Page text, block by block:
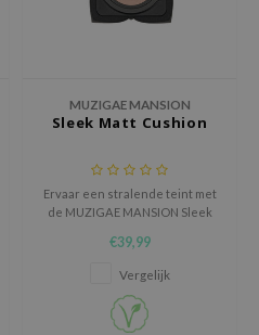
MUZIGAE MANSION
Sleek Matt Cushion
Ervaar een stralende teint met
de MUZIGAE MANSION Sleek
hydraterende cushion
foundation die de huid
egaliseert en overtollig talg
vervaagt met een natuurlijke,
matte finish.
€39,99
Vergelijk